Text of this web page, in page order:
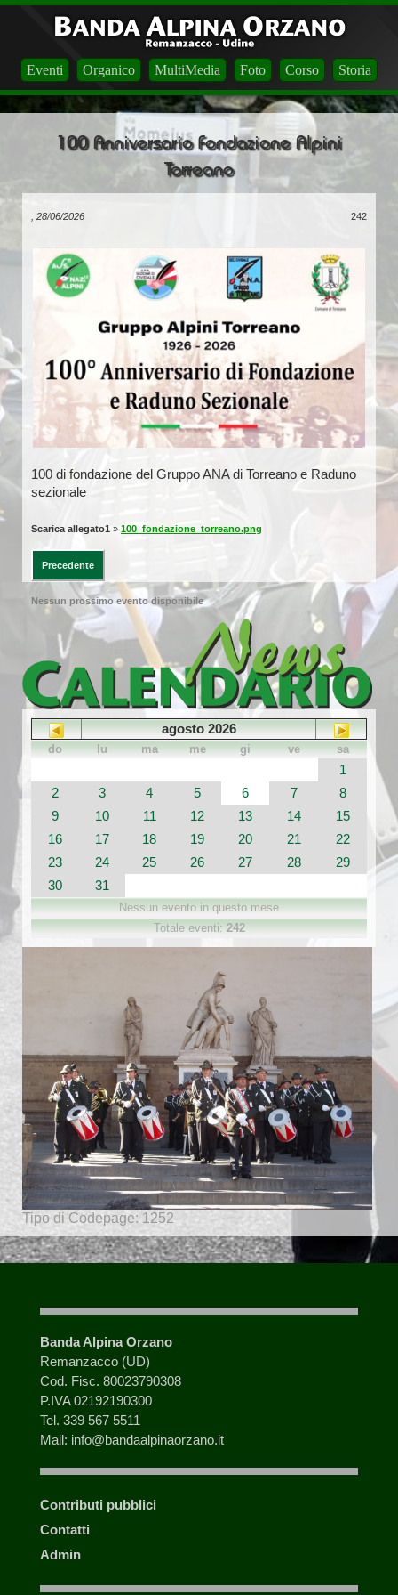
Eventi Organico MultiMedia Foto Corso Storia
100 Anniversario Fondazione Alpini
Torreano
, 28/06/2026 242
100 di fondazione del Gruppo ANA di Torreano e Raduno
sezionale
Scarica allegato1 » 100_fondazione_torreano.png
Precedente
Nessun prossimo evento disponibile
agosto 2026
do lu ma me gi ve sa
1
2
3 4 5 6 7
8
9
10 11 12 13 14
15
16
17 18 19 20 21
22
23
24 25 26 27 28
29
30
31
Nessun evento in questo mese
Totale eventi:242
Tipo di Codepage: 1252
Banda Alpina Orzano
Remanzacco (UD)
Cod. Fisc. 80023790308
P.IVA 02192190300
Tel. 339 567 5511
Mail: info@bandaalpinaorzano.it
Contributi pubblici
Contatti
Admin